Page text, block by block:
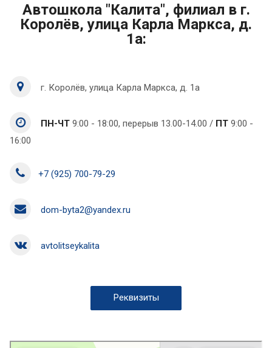
Автошкола "Калита", филиал в г.
Королёв, улица Карла Маркса, д.
1а:
г. Королёв, улица Карла Маркса, д. 1а
ПН-ЧТ 9:00 - 18:00, перерыв 13.00-14.00 / ПТ 9:00 -
16:00
+7 (925) 700-79-29
dom-byta2@yandex.ru
avtolitseykalita
Реквизиты